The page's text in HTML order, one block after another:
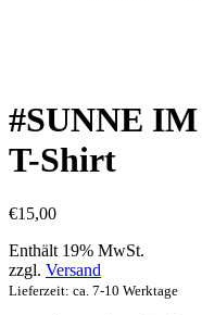
#SUNNE
T-Shirt
€15,00
Enthält 19% MwSt.
zzgl. Versand
Lieferzeit: ca. 7-10 Werktage